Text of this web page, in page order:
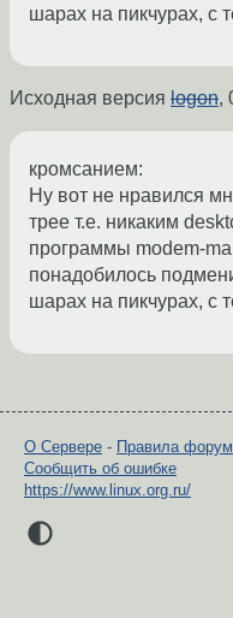
шарах на пикчурах, с
Исходная версия logon,
кромсанием:
Ну вот не нравился
трее т.е. никаким
программы modem-
понадобилось
шарах на пикчурах, с
О Сервере - Правила
Сообщить об ошибке
https://www.linux.org.ru/